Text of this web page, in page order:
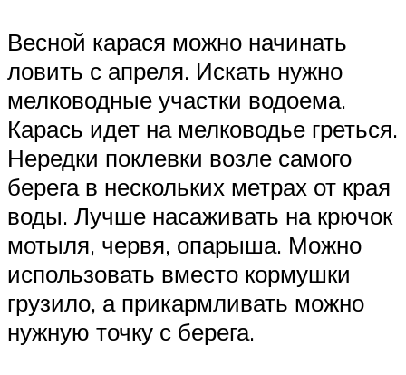
Весной карася можно начинать
ловить с апреля. Искать нужно
мелководные участки водоема.
Карась идет на мелководье греться.
Нередки поклевки возле самого
берега в нескольких метрах от края
воды. Лучше насаживать на крючок
мотыля, червя, опарыша. Можно
использовать вместо кормушки
грузило, а прикармливать можно
нужную точку с берега.